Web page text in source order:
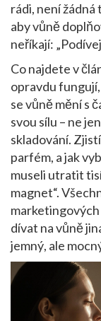
rádi, není žádná
aby vůně
neříkají:
Co najdete v
opravdu
se vůně mění s
svou sílu – ne
skladování.
parfém, a jak
museli utratit
magnet“.
marketingových
dívat na vůně
jemný, ale